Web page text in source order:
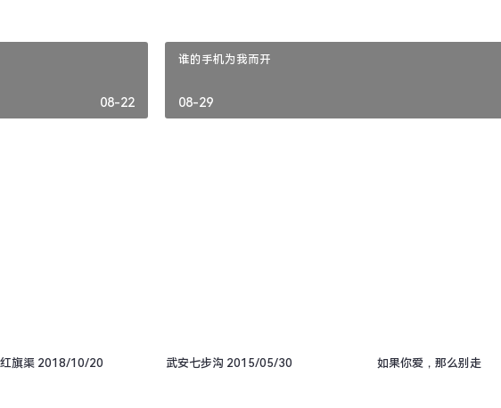
08-22
谁的手机为我而开
08-29
旗渠 2018/10/20 武安七步沟 2015/05/30 如果你爱，那么别走